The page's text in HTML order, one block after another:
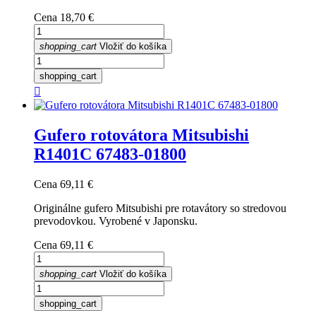
Cena 18,70 €
shopping_cart Vložiť do košíka
shopping_cart

Gufero rotovátora Mitsubishi
R1401C 67483-01800
Cena 69,11 €
Originálne gufero Mitsubishi pre rotavátory so stredovou
prevodovkou. Vyrobené v Japonsku.
Cena 69,11 €
shopping_cart Vložiť do košíka
shopping_cart